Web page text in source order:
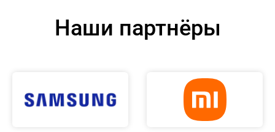
Наши партнёры